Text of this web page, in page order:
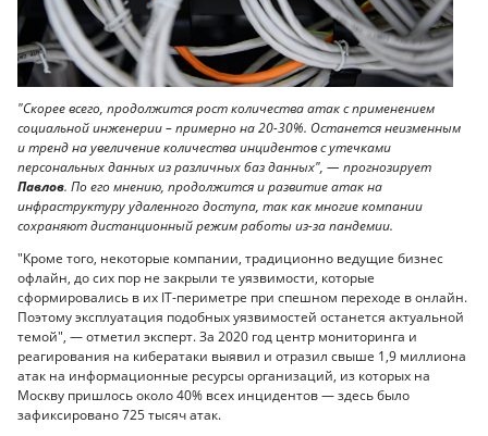
"Скорее всего, продолжится рост количества атак с применением
социальной инженерии – примерно на 20-30%. Останется неизменным
и тренд на увеличение количества инцидентов с утечками
персональных данных из различных баз данных", — прогнозирует
Павлов. По его мнению, продолжится и развитие атак на
инфраструктуру удаленного доступа, так как многие компании
сохраняют дистанционный режим работы из-за пандемии.
"Кроме того, некоторые компании, традиционно ведущие бизнес
офлайн, до сих пор не закрыли те уязвимости, которые
сформировались в их IТ-периметре при спешном переходе в онлайн.
Поэтому эксплуатация подобных уязвимостей останется актуальной
темой", — отметил эксперт. За 2020 год центр мониторинга и
реагирования на кибератаки выявил и отразил свыше 1,9 миллиона
атак на информационные ресурсы организаций, из которых на
Москву пришлось около 40% всех инцидентов — здесь было
зафиксировано 725 тысяч атак.